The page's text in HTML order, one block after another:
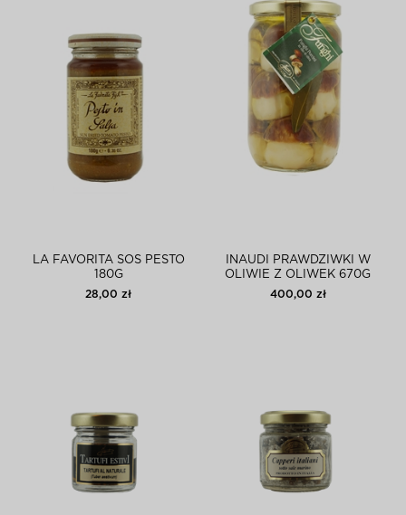
LA FAVORITA SOS PESTO
180G
28,00 zł
INAUDI PRAWDZIWKI W
OLIWIE Z OLIWEK 670G
400,00 zł